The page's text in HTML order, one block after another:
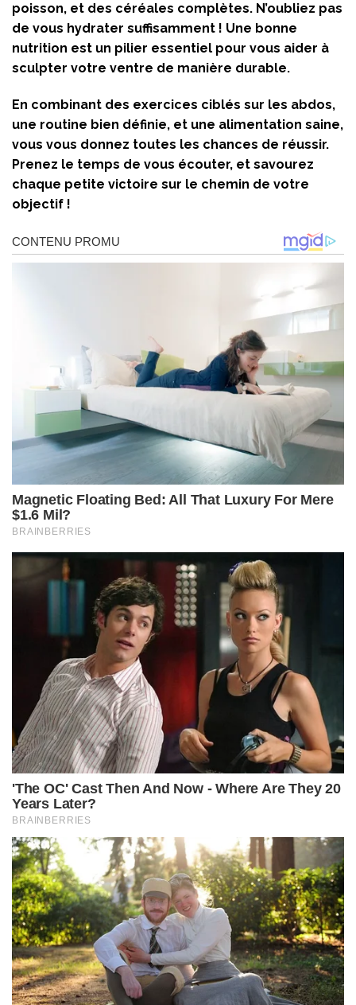
poisson, et des céréales complètes. N’oubliez pas
de vous hydrater suffisamment ! Une bonne
nutrition est un pilier essentiel pour vous aider à
sculpter votre ventre de manière durable.
En combinant des exercices ciblés sur les abdos,
une routine bien définie, et une alimentation saine,
vous vous donnez toutes les chances de réussir.
Prenez le temps de vous écouter, et savourez
chaque petite victoire sur le chemin de votre
objectif !